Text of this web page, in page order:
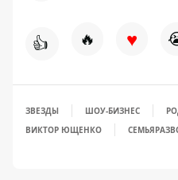
👍 🔥 ♥
ЗВЕЗДЫ ШОУ-БИЗНЕС
ВИКТОР ЮЩЕНКО
СЕМЬЯ